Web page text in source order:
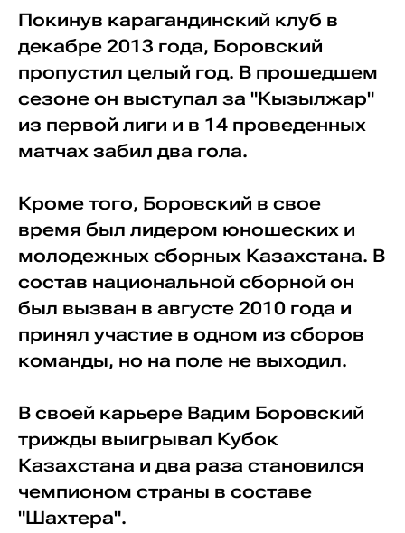
Покинув карагандинский клуб в
декабре 2013 года, Боровский
пропустил целый год. В прошедшем
сезоне он выступал за "Кызылжар"
из первой лиги и в 14 проведенных
матчах забил два гола.
Кроме того, Боровский в свое
время был лидером юношеских и
молодежных сборных Казахстана. В
состав национальной сборной он
был вызван в августе 2010 года и
принял участие в одном из сборов
команды, но на поле не выходил.
В своей карьере Вадим Боровский
трижды выигрывал Кубок
Казахстана и два раза становился
чемпионом страны в составе
"Шахтера".